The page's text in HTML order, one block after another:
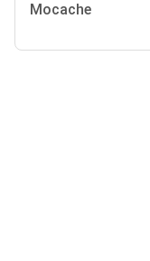
Mocache